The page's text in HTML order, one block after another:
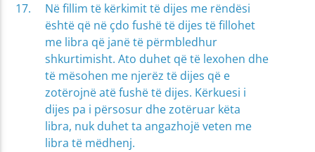
Në fillim të kërkimit të dijes me rëndësi
është që në çdo fushë të dijes të fillohet
me libra që janë të përmbledhur
shkurtimisht. Ato duhet që të lexohen dhe
të mësohen me njerëz të dijes që e
zotërojnë atë fushë të dijes. Kërkuesi i
dijes pa i përsosur dhe zotëruar këta
libra, nuk duhet ta angazhojë veten me
libra të mëdhenj.